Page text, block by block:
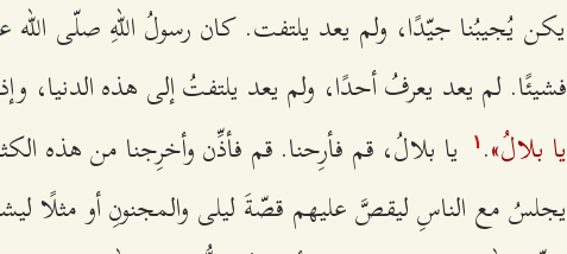
يكن يُجيبُنا جيّدًا، ولم يعد يلتفت. كان رسولُ اللهِ صلّى الله
فشيئًا. لم يعد يعرفُ أحدًا، ولم يعد يلتفتُ إلى هذه الدنيا،
يا بلالُ». ۱
يا بلالُ، قم فأرِحنا. قم فأذِّن وأخرِجنا من هذه
يجلسُ مع الناسِ ليقصَّ عليهم قصّةَ ليلى والمجنونِ أو مثلًا